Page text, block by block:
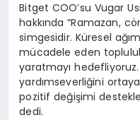
Bitget COO’su Vugar
hakkında “Ramazan,
simgesidir. Küresel
mücadele eden
yaratmayı
yardımseverliğini
pozitif değişimi
dedi.